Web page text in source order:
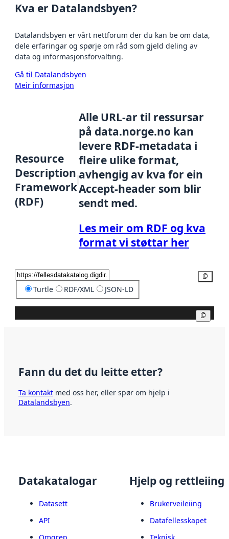
Kva er Datalandsbyen?
Datalandsbyen er vårt nettforum der du kan be om data,
dele erfaringar og spørje om råd som gjeld deling av
data og informasjonsforvalting.
Gå til Datalandsbyen
Meir informasjon
Resource
Description
Framework
(RDF)
Alle URL-ar til ressursar
på data.norge.no kan
levere RDF-metadata i
fleire ulike format,
avhengig av kva for ein
Accept-header som blir
sendt med.
Les meir om RDF og kva
format vi støttar her
Turtle RDF/XML JSON-LD
Fann du det du leitte etter?
Ta kontakt med oss her, eller spør om hjelp i
Datalandsbyen.
Datakatalogar
Datasett
API
Omgrep
Hjelp og rettleiing
Brukerveileiing
Datafellesskapet
Teknisk